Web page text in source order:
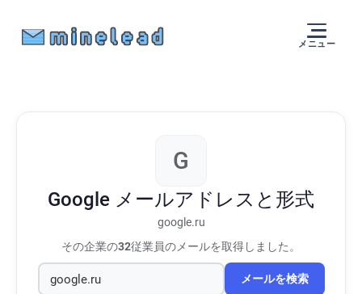
メニュー
G
Google メールアドレスと形式
google.ru
その企業の32従業員のメールを取得しました。
メールを検索